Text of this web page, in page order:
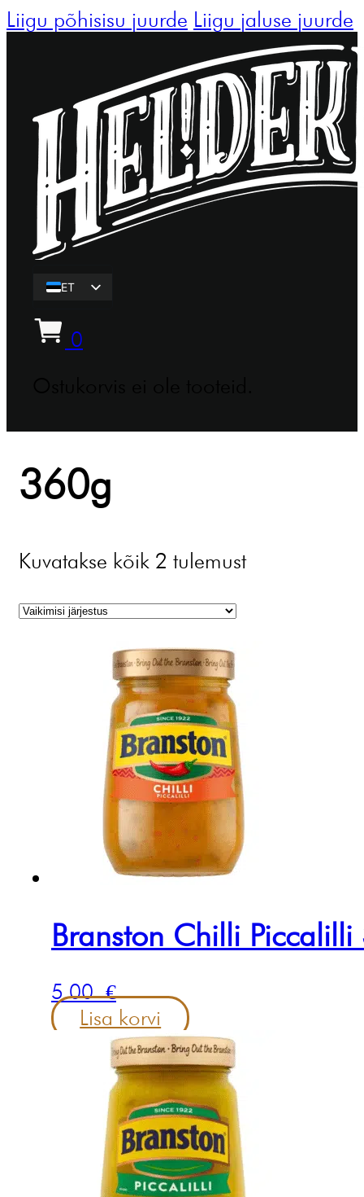
Liigu põhisisu juurde Liigu jaluse juurde
ET
0
360g
Kuvatakse kõik 2 tulemust
Branston Chilli
5.00€
Lisa korvi